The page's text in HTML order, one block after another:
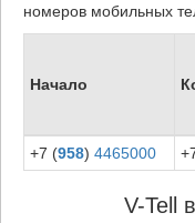
номеров мобильных
Начало
+7 (958) 4465000
V-Tell